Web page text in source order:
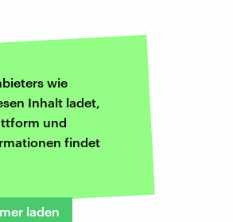
wie
Inhalt ladet,
und
findet
laden